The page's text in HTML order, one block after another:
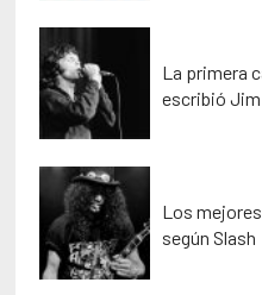
La primera
escribió
Los
según Slash